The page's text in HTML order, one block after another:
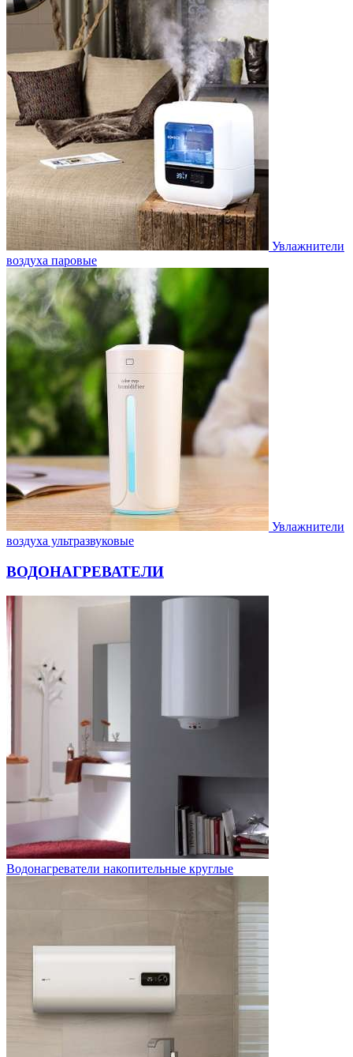
Увлажнители
воздуха паровые
Увлажнители
воздуха ультразвуковые
ВОДОНАГРЕВАТЕЛИ
Водонагреватели накопительные круглые